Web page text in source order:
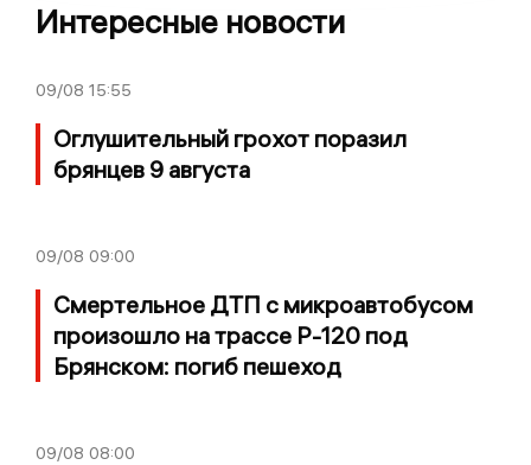
Интересные новости
09/08 15:55
Оглушительный грохот поразил
брянцев 9 августа
09/08 09:00
Смертельное ДТП с микроавтобусом
произошло на трассе Р-120 под
Брянском: погиб пешеход
09/08 08:00